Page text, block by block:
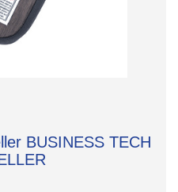
BUSINESS TECH